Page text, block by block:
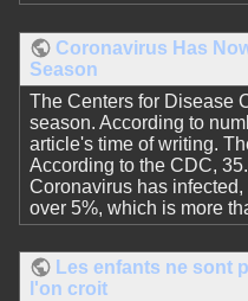
Coronavirus Has
Season
The Centers for Disease
season. According to
article's time of writing.
According to the CDC,
Coronavirus has
over 5%, which is more
Les enfants ne sont
l'on croit